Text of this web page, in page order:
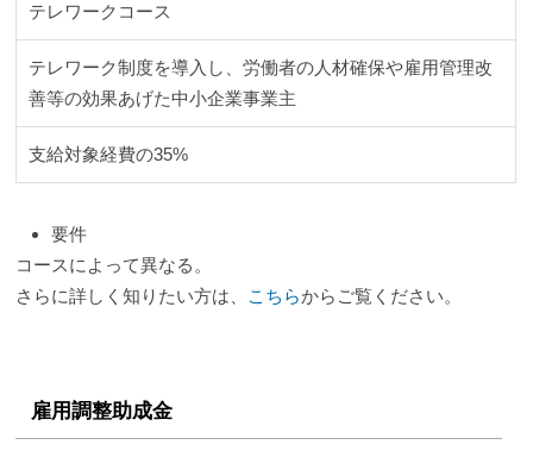
テレワークコース
テレワーク制度を導入し、労働者の人材確保や雇用管理改
善等の効果あげた中小企業事業主
支給対象経費の35%
要件
コースによって異なる。
さらに詳しく知りたい方は、 こちらからご覧ください。
雇用調整助成金